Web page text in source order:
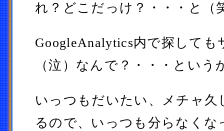
れ？どこだっけ？・・・と（
GoogleAnalytics内で探して
（泣）なんで？・・・という
いっつもだいたい、メチャ
るので、いっつも分らなく